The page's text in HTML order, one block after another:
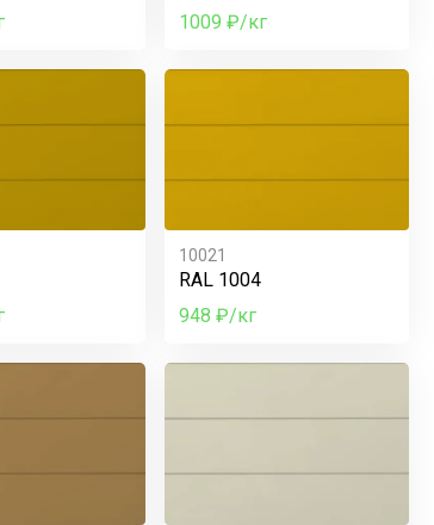
1009 ₽/кг
10021
RAL 1004
948 ₽/кг